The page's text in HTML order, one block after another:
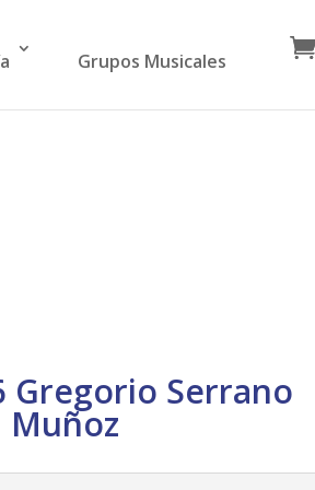
Grupos Musicales
Gregorio Serrano
Muñoz